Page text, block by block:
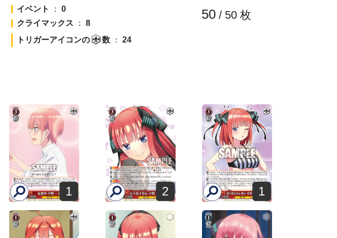
イベント
： 0
クライマックス ： 8
トリガーアイコンの
数： 24
50/ 50枚
1 2 1